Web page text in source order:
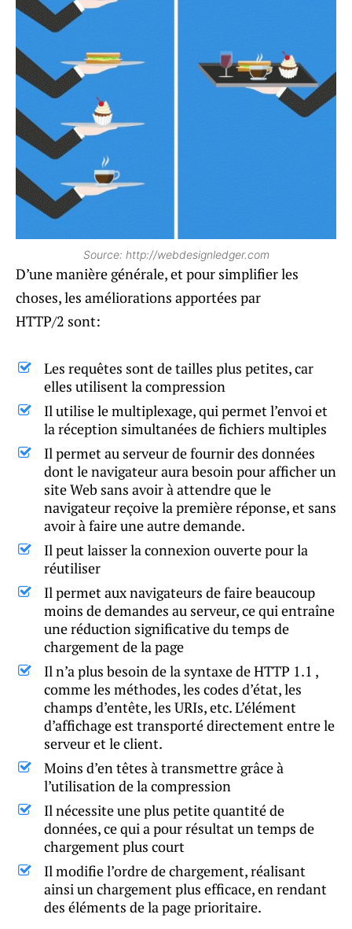
Source: http://webdesignledger.com
D’une manière générale, et pour simplifier les
choses, les améliorations apportées par
HTTP/2 sont:
Les requêtes sont de tailles plus petites, car
elles utilisent la compression
Il utilise le multiplexage, qui permet l’envoi et
la réception simultanées de fichiers multiples
Il permet au serveur de fournir des données
dont le navigateur aura besoin pour afficher un
site Web sans avoir à attendre que le
navigateur reçoive la première réponse, et sans
avoir à faire une autre demande.
Il peut laisser la connexion ouverte pour la
réutiliser
Il permet aux navigateurs de faire beaucoup
moins de demandes au serveur, ce qui entraîne
une réduction significative du temps de
chargement de la page
Il n’a plus besoin de la syntaxe de HTTP 1.1 ,
comme les méthodes, les codes d’état, les
champs d’entête, les URIs, etc. L’élément
d’affichage est transporté directement entre le
serveur et le client.
Moins d’en têtes à transmettre grâce à
l’utilisation de la compression
Il nécessite une plus petite quantité de
données, ce qui a pour résultat un temps de
chargement plus court
Il modifie l’ordre de chargement, réalisant
ainsi un chargement plus efficace, en rendant
des éléments de la page prioritaire.